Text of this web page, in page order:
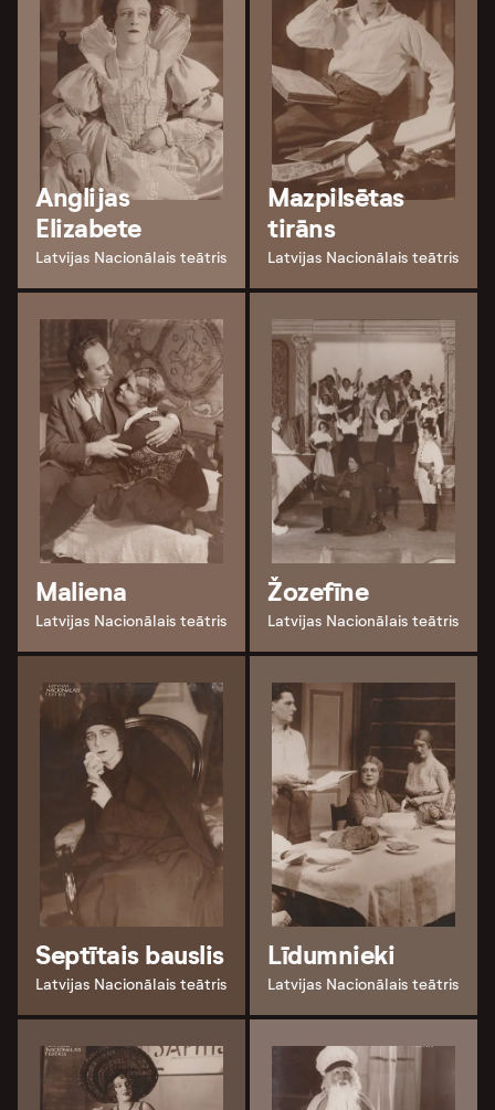
Anglijas
Elizabete
Latvijas Nacionālais teātris
Mazpilsētas
tirāns
Latvijas Nacionālais teātris
Maliena
Latvijas Nacionālais teātris
Žozefīne
Latvijas Nacionālais teātris
Septītais bauslis
Latvijas Nacionālais teātris
Līdumnieki
Latvijas Nacionālais teātris